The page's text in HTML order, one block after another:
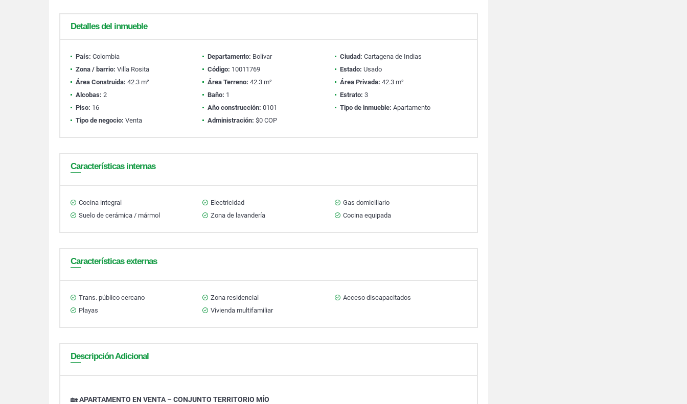
Detalles del inmueble
País: Colombia Departamento: Bolívar Ciudad: Cartagena de Indias
Zona / barrio: Villa Rosita Código: 10011769 Estado: Usado
Área Construida: 42.3 m² Área Terreno: 42.3 m² Área Privada: 42.3 m²
Alcobas: 2 Baño: 1 Estrato: 3
Piso: 16 Año construcción: 0101 Tipo de inmueble: Apartamento
Tipo de negocio: Venta Administración: $0 COP
Características internas
Cocina integral Electricidad
Gas domiciliario
Suelo de cerámica / mármol
Zona de lavandería Cocina equipada
Características externas
Trans. público cercano Zona residencial
Acceso discapacitados
Playas
Vivienda multifamiliar
Descripción Adicional
🏡APARTAMENTO EN VENTA – CONJUNTO TERRITORIO MÍO